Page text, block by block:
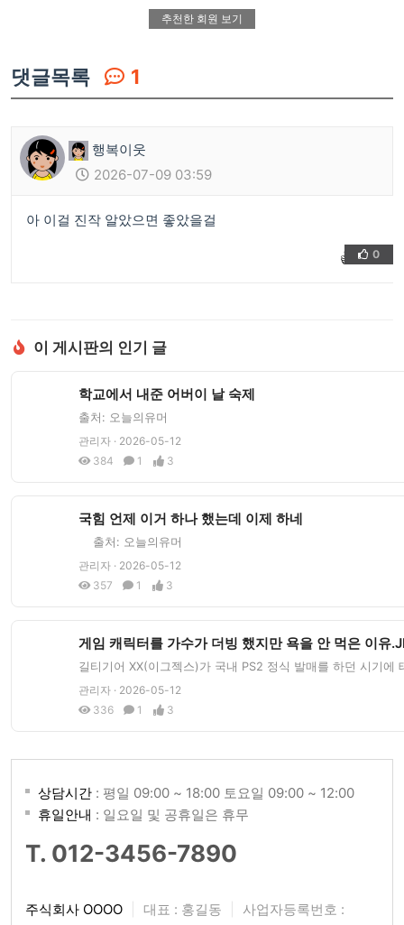
추천한 회원 보기
댓글목록 1
행복이웃
2026-07-09 03:59
아 이걸 진작 알았으면 좋았을걸
👍 ❤️
0
이 게시판의 인기 글
학교에서 내준 어버이 날 숙제
출처: 오늘의유머
관리자 · 2026-05-12
384
1 3
국힘 언제 이거 하나 했는데 이제 하네
출처: 오늘의유머
관리자 · 2026-05-12
357
1 3
게임 캐릭터를 가수가 더빙 했지만 욕을 안 먹은 이유
길티기어 XX(이그젝스)가 국내 PS2 정식 발매를 하던 시기에
관리자 · 2026-05-12
336
1 3
상담시간 : 평일 09:00 ~ 18:00 토요일 09:00 ~ 12:00
휴일안내 : 일요일 및 공휴일은 휴무
T. 012-3456-7890
주식회사 OOOO 대표 : 홍길동
사업자등록번호 :